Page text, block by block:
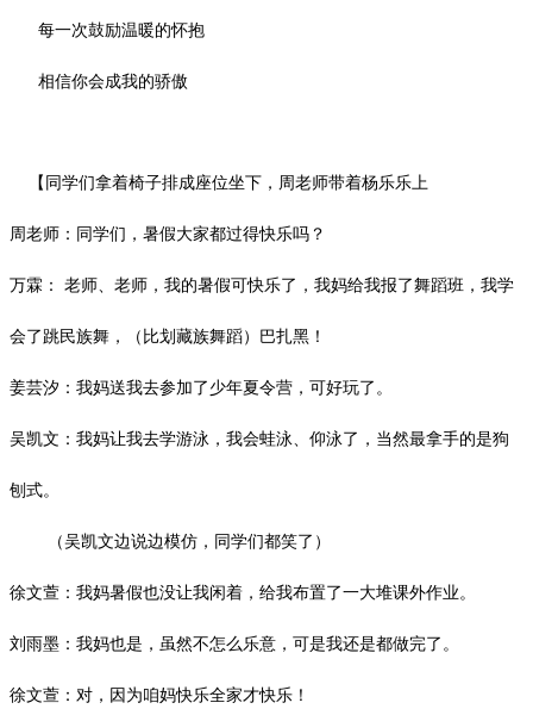
每一次鼓励温暖的怀抱
相信你会成我的骄傲
【同学们拿着椅子排成座位坐下，周老师带着杨乐乐上
周老师：同学们，暑假大家都过得快乐吗？
万霖： 老师、老师，我的暑假可快乐了，我妈给我报了舞蹈班，我学
会了跳民族舞，（比划藏族舞蹈）巴扎黑！
姜芸汐：我妈送我去参加了少年夏令营，可好玩了。
吴凯文：我妈让我去学游泳，我会蛙泳、仰泳了，当然最拿手的是狗
刨式。
（吴凯文边说边模仿，同学们都笑了）
徐文萱：我妈暑假也没让我闲着，给我布置了一大堆课外作业。
刘雨墨：我妈也是，虽然不怎么乐意，可是我还是都做完了。
徐文萱：对，因为咱妈快乐全家才快乐！